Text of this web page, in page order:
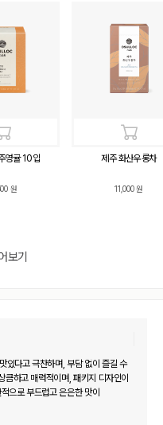
종이 상자로 포장되어 있습니다.
영귤 10입
원
제주 화산우롱차
11,000원
보기
있다고 극찬하며, 부담 없이 즐길 수
하고 매력적이며, 패키지 디자인이
으로 부드럽고 은은한 맛이